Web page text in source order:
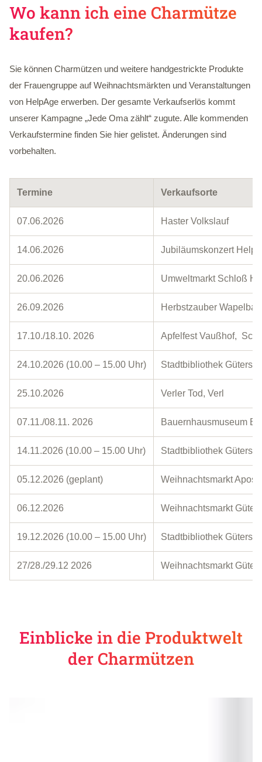
Wo kann ich eine Charmütze
kaufen?
Sie können Charmützen und weitere handgestrickte Produkte
der Frauengruppe auf Weihnachtsmärkten und Veranstaltungen
von HelpAge erwerben. Der gesamte Verkaufserlös kommt
unserer Kampagne „Jede Oma zählt“ zugute. Alle kommenden
Verkaufstermine finden Sie hier gelistet. Änderungen sind
vorbehalten.
Termine Verkaufsorte
07.06.2026 Haster Volkslauf
14.06.2026 Jubiläumskonzert
20.06.2026 Umweltmarkt Schloß
26.09.2026 Herbstzauber
17.10./18.10. 2026 Apfelfest Vaußhof,
24.10.2026 (10.00 – 15.00 Uhr) Stadtbibliothek
25.10.2026 Verler Tod, Verl
07.11./08.11. 2026 Bauernhausmuseum
14.11.2026 (10.00 – 15.00 Uhr) Stadtbibliothek
05.12.2026 (geplant) Weihnachtsmarkt
06.12.2026 Weihnachtsmarkt
19.12.2026 (10.00 – 15.00 Uhr) Stadtbibliothek
27/28./29.12 2026 Weihnachtsmarkt
Einblicke in die Produktwelt
der Charmützen